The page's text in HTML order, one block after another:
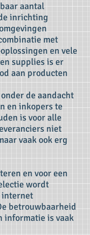
aantal
inrichting
met
en vele
supplies is er
aan producten
de aandacht
en inkopers te
is voor alle
niet
vaak ook erg
en voor een
wordt
internet
betrouwbaarheid
informatie is vaak